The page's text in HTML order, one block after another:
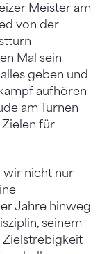
Meister am
von der
Mal sein
geben und
aufhören
am Turnen
Zielen für
wir nicht nur
Jahre hinweg
seinem
Zielstrebigkeit